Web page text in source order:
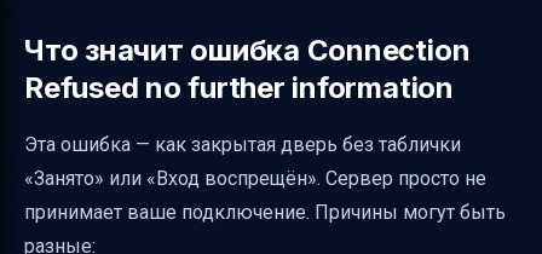
Как структурировать диагностику
проблемы
Советы для общения с игроками во время
проблем
Полезные ссылки
Что значит ошибка Connection
Refused no further information
Эта ошибка — как закрытая дверь без таблички
«Занято» или «Вход воспрещён». Сервер просто не
принимает ваше подключение. Причины могут быть
разные: